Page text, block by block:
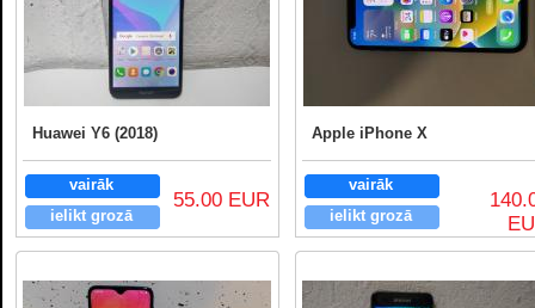
Huawei Y6 (2018)
vairāk
ielikt grozā
55.00 EUR
Apple iPhone X
vairāk
ielikt grozā